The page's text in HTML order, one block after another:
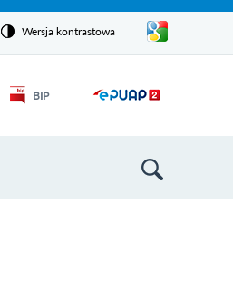
czcionkę
Wersja kontrastowa
Pokaż/ukryj
listę
języków
BIPOdnośnik